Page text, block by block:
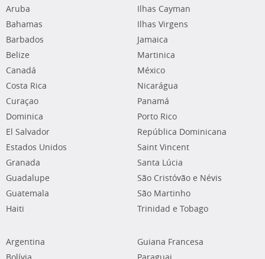
Aruba
Bahamas
Barbados
Belize
Canadá
Costa Rica
Curaçao
Dominica
El Salvador
Estados Unidos
Granada
Guadalupe
Guatemala
Haiti
Ilhas Cayman
Ilhas Virgens
Jamaica
Martinica
México
Nicarágua
Panamá
Porto Rico
República Dominicana
Saint Vincent
Santa Lúcia
São Cristóvão e Névis
São Martinho
Trinidad e Tobago
Argentina
Guiana Francesa